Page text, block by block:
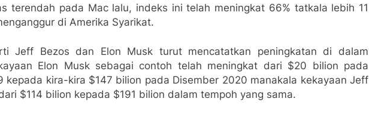
terendah pada Mac lalu, indeks ini telah meningkat 66% tatkala lebih 11
di Amerika Syarikat.
Jeff Bezos dan Elon Musk turut mencatatkan peningkatan di dalam
Elon Musk sebagai contoh telah meningkat dari $20 bilion pada
kepada kira-kira $147 bilion pada Disember 2020 manakala kekayaan Jeff
$114 bilion kepada $191 bilion dalam tempoh yang sama.